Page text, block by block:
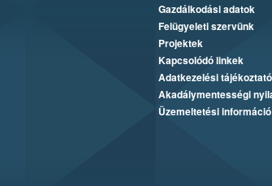
Gazdálkodási adatok
Felügyeleti szervünk
Projektek
Kapcsolódó linkek
Adatkezelési tájékoztató
Akadálymentességi
Üzemeltetési információ